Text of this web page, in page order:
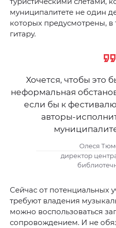
муниципалитете не один
которых предусмотрены, в
гитару.
Хочется, чтобы это
неформальная
если бы к
авторы-
Олеся
директор
Сейчас от потенциальных
требуют владения
можно воспользоваться
сопровождением. И не